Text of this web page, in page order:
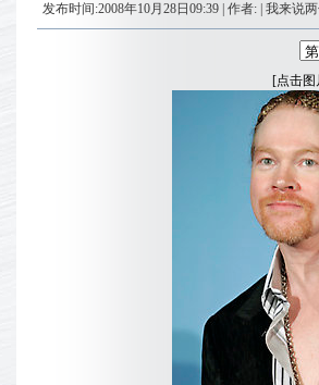
发布时间:2008年10月28日09:39 | 作者: | 我来说
[点击图